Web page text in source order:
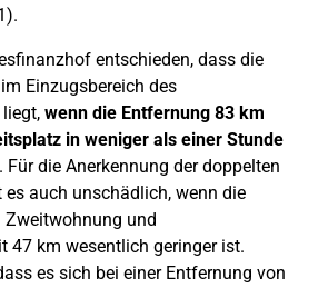
entschieden, dass die
Einzugsbereich des
wenn die Entfernung 83 km
in weniger als einer Stunde
Für die Anerkennung der doppelten
auch unschädlich, wenn die
Zweitwohnung und
47 km wesentlich geringer ist.
es sich bei einer Entfernung von